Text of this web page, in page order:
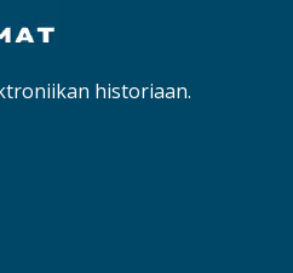
historiaan.